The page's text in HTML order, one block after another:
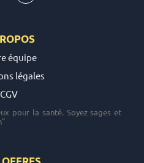
équipe
légales
CGV
pour la santé. Soyez sages et